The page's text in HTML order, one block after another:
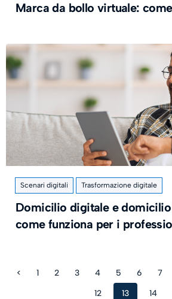
Marca da bollo virtuale:
Scenari digitali Trasformazione digitale
Domicilio digitale e
come funziona per i
< 1 2 3 4 5 6 7
12
13 14